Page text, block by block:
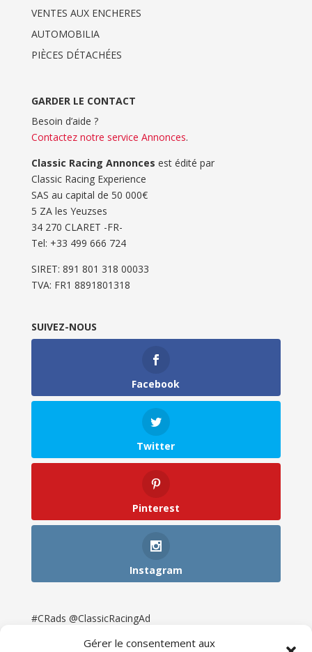
Gérer le consentement aux
VENTES AUX ENCHERES
AUTOMOBILIA
PIÈCES DÉTACHÉES
GARDER LE CONTACT
Besoin d’aide ?
Contactez notre service Annonces.
Classic Racing Annonces est édité par
Classic Racing Experience
SAS au capital de 50 000€
5 ZA les Yeuzses
34 270 CLARET -FR-
Tel: ‭+33 499 666 724‬
SIRET: 891 801 318 00033
TVA: FR1 8891801318
SUIVEZ-NOUS
Facebook
Twitter
Pinterest
Instagram
#CRads @ClassicRacingAd